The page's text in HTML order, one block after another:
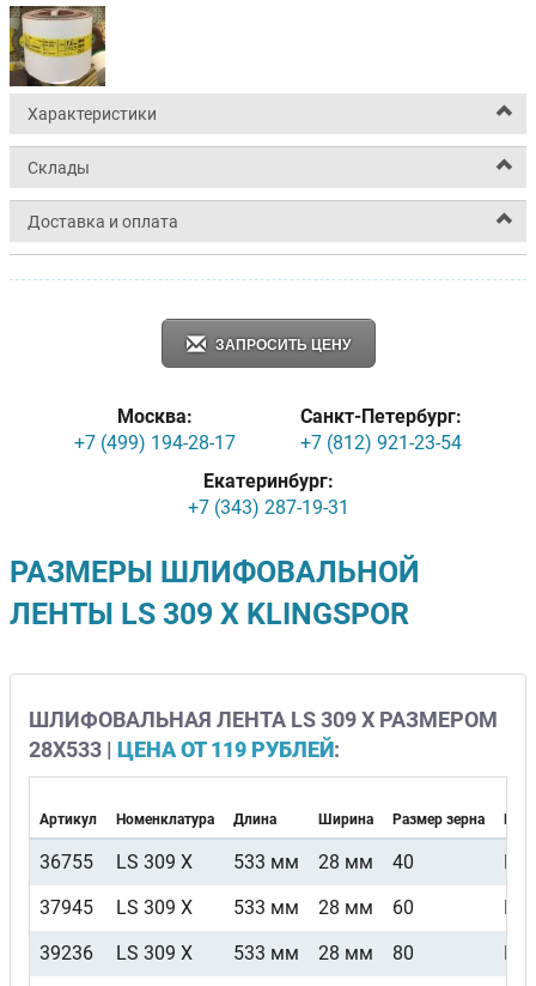
Характеристики
Склады
Доставка и оплата
ЗАПРОСИТЬ ЦЕНУ
Москва:
+7 (499) 194-28-17
Санкт-Петербург:
+7 (812) 921-23-54
Екатеринбург:
+7 (343) 287-19-31
РАЗМЕРЫ ШЛИФОВАЛЬНОЙ
ЛЕНТЫ LS 309 X KLINGSPOR
ШЛИФОВАЛЬНАЯ ЛЕНТА LS 309 X РАЗМЕРОМ
28Х533 | ЦЕНА ОТ 119 РУБЛЕЙ:
Артикул Номенклатура Длина Ширина Размер зерна
36755 LS 309 X 533 мм 28 мм 40
37945
LS 309 X 533 мм 28 мм 60
39236
LS 309 X 533 мм 28 мм 80